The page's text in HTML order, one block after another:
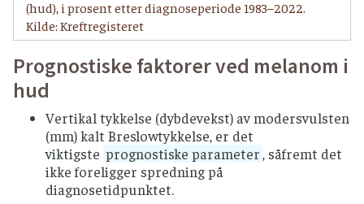
(hud), i prosent etter diagnoseperiode 1983–2022.
Kilde: Kreftregisteret
Prognostiske faktorer ved melanom i
hud
Vertikal tykkelse (dybdevekst) av modersvulsten
(mm) kalt Breslowtykkelse, er det
viktigste prognostiske parameter, såfremt det
ikke foreligger spredning på
diagnosetidpunktet.